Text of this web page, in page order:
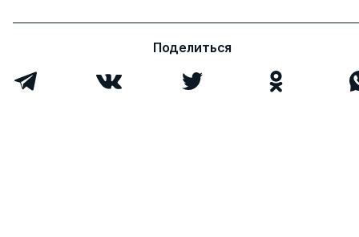
Поделиться